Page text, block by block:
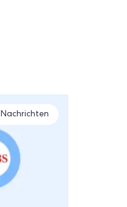
Nachrichten